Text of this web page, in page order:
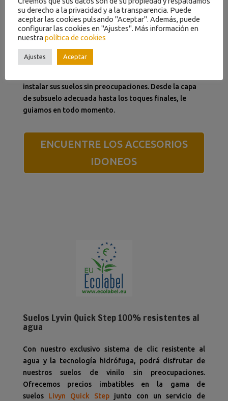
ACCESORIOSSUELOS VINÍLICOS
instalar sus suelos sin preocupaciones. Desde la capa
de subsuelo adecuada hasta los toques finales, le
guiamos en todo momento.
ENCUENTRE LOS ACCESORIOS
IDONEOS
Suelos Lyvin Quick Step 100% resistentes al
agua
Con nuestro exclusivo sistema de clic resistente al
agua y la tecnología hidrófuga, podrá disfrutar de
nuestros suelos de vinilo sin preocupaciones.
Ofrecemos precios imbatibles en la gama de
suelos Livyn Quick Stepjunto con un servicio de
su derecho a la privacidad y a la transparencia. Puede
aceptar las cookies pulsando "Aceptar". Además, puede
configurar las cookies en "Ajustes". Más información en
nuestra política de cookies
Ajustes Aceptar